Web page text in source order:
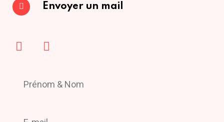
Envoyer un mail